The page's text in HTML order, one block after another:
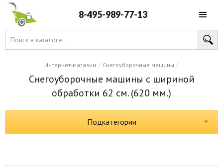
8-495-989-77-13
Интернет-магазин / Снегоуборочные машины /
Снегоуборочные машины с шириной
обработки 62 см. (620 мм.)
Подкатегории